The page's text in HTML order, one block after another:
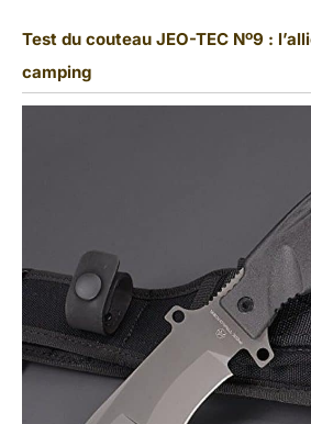
Test du couteau JEO-TEC Nº9 :
camping